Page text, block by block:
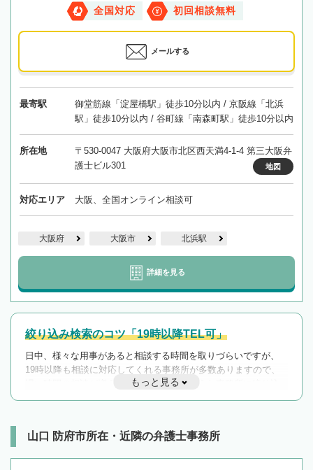
全国対応 初回相談無料
メールする
最寄駅
御堂筋線「淀屋橋駅」徒歩10分以内 / 京阪線「北浜
駅」徒歩10分以内 / 谷町線「南森町駅」徒歩10分以内
所在地
〒530-0047 大阪府大阪市北区西天満4-1-4 第三大阪弁
護士ビル301
地図
対応エリア 大阪、全国オンライン相談可
大阪府 大阪市 北浜駅
詳細を見る
絞り込み検索のコツ「19時以降TEL可」
日中、様々な用事があると相談する時間を取りづらいですが、
19時以降も相談に対応してくれる事務所が多数ありますので、
遅い時間の相談が増えそうな場合はそのような事務所に絞り込
んで検索してみましょう。
を加えて再検索
もっと見る
山口 防府市所在・近隣の弁護士事務所